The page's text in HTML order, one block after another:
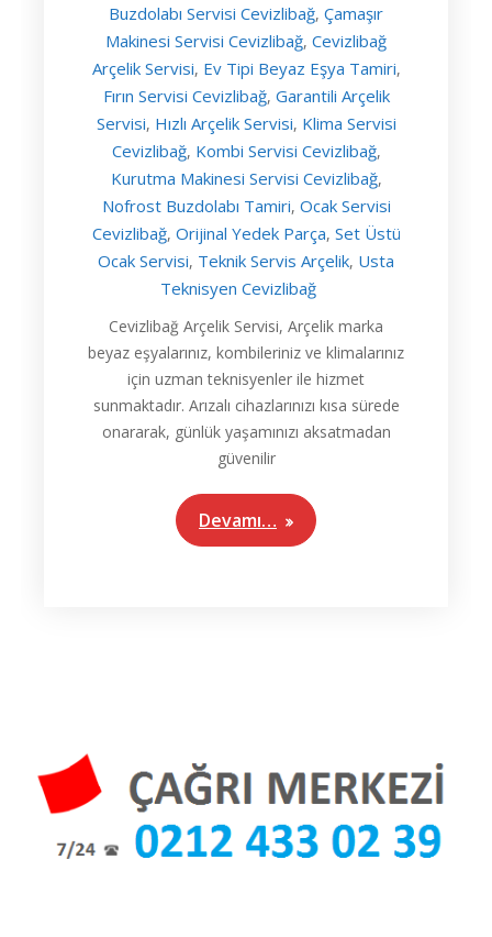
Buzdolabı Servisi Cevizlibağ, Çamaşır
Makinesi Servisi Cevizlibağ, Cevizlibağ
Arçelik Servisi, Ev Tipi Beyaz Eşya Tamiri,
Fırın Servisi Cevizlibağ, Garantili Arçelik
Servisi, Hızlı Arçelik Servisi, Klima Servisi
Cevizlibağ, Kombi Servisi Cevizlibağ,
Kurutma Makinesi Servisi Cevizlibağ,
Nofrost Buzdolabı Tamiri, Ocak Servisi
Cevizlibağ, Orijinal Yedek Parça, Set Üstü
Ocak Servisi, Teknik Servis Arçelik, Usta
Teknisyen Cevizlibağ
Cevizlibağ Arçelik Servisi, Arçelik marka
beyaz eşyalarınız, kombileriniz ve klimalarınız
için uzman teknisyenler ile hizmet
sunmaktadır. Arızalı cihazlarınızı kısa sürede
onararak, günlük yaşamınızı aksatmadan
güvenilir
Devamı…